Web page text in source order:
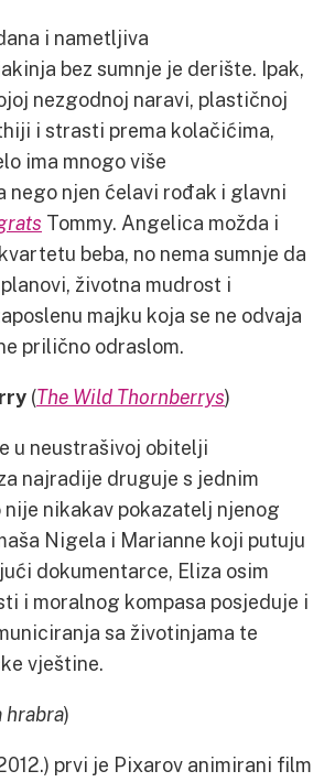
i nametljiva
bez sumnje je derište. Ipak,
nezgodnoj naravi, plastičnoj
i strasti prema kolačićima,
ima mnogo više
nego njen ćelavi rođak i glavni
Tommy. Angelica možda i
beba, no nema sumnje da
životna mudrost i
majku koja se ne odvaja
prilično odraslom.
(The Wild Thornberrys)
u neustrašivoj obitelji
najradije druguje s jednim
nije nikakav pokazatelj njenog
Nigela i Marianne koji putuju
dokumentarce, Eliza osim
i moralnog kompasa posjeduje i
sa životinjama te
vještine.
hrabra)
prvi je Pixarov animirani film